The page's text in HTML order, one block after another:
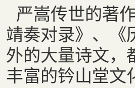
严嵩传世的著
靖奏对录》、《
外的大量诗文，
丰富的钤山堂文